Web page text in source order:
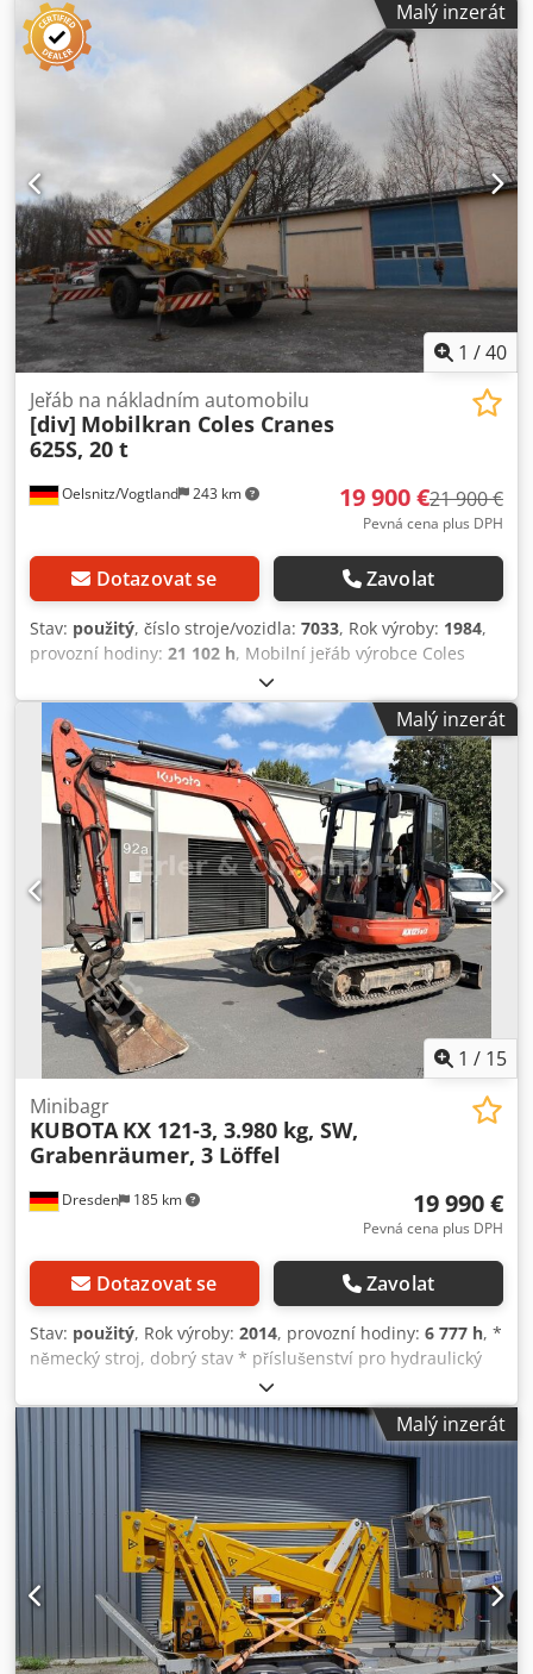
Nokr Všechny ceny zahrnují 19 % DPH. Tento popis
nepředstavuje závaznou nabídku a může obsahovat chyby.
Nejsme odpovědní za správnost všech uvedených
Malý inzerát
1 /40
Oelsnitz/Vogtland 243 km
Jeřáb na nákladním automobilu
[div] Mobilkran Coles Cranes
625S, 20 t
19 900 €21 900 €
Pevná cena plus DPH
Dotazovat se Zavolat
Stav: použitý, číslo stroje/vozidla: 7033, Rok výroby: 1984,
provozní hodiny: 21 102 h, Mobilní jeřáb výrobce Coles
Cranes Typ 625S Rok výroby 1984, Dkodpozcbmiofx Ai Ner
21 102 provozních hodin podle údajů z počítadla,
maximální nosnost: 20 000 kg při 3 m, nosnost 1 700 kg při
maximálním výložníku 18 m, rozměry opěrné základny 5,9
x 5,9, celková hmotnost jeřábu 22 400 kg, rozměry pro
přepravu 10,86 m x 2,5 m x 4,0 m, rozsah otáčení 360°,
rozvor 4x4, hydraulické odpružení, objem válců 6086 cm³,
výkon: 89 kW (121 k) při 2500 ot./min, motor: 6válcový
naftový motor Deutz, vodou chlazený, převodovka:
4stupňová automatická převodovka, pneumatiky: 385/95R
24, hloubka dezénu vpředu 21 mm, vzadu 18 mm. Další
podrobné údaje a fotografie vám rádi poskytneme na
vyžádání. Tento popis nepředstavuje závaznou nabídku a
může obsahovat chyby. Nejsme odpovědní za správnost
všech uvedených údajů.
Malý inzerát
1 / 15
Dresden 185 km
Minibagr
KUBOTA KX 121-3, 3.980 kg, SW,
Grabenräumer, 3 Löffel
19 990 €
Pevná cena plus DPH
Dotazovat se Zavolat
Stav: použitý, Rok výroby: 2014, provozní hodiny: 6 777 h, *
německý stroj, dobrý stav * příslušenství pro hydraulický
rypák * 4válcový motor Kubota, 29,4 kW * 1x hydraulická
rýpací lopata, šířka 1 350 mm, 3 rýpací lopaty 280, 400, 550
mm * systém rychlé výměny Lehnhoff Dedpfx Aijztk T So
Nekr * rok výroby 2014 * provozní hmotnost 3 980 kg * rád
vám zašlu video přes WhatsApp * , * WhatsApp: * kontakt v
polštině, ????? ?????: * prodej pouze podnikatelům, bez
záruky, všechny údaje jsou bez záruky, změna vyhrazena
Malý inzerát